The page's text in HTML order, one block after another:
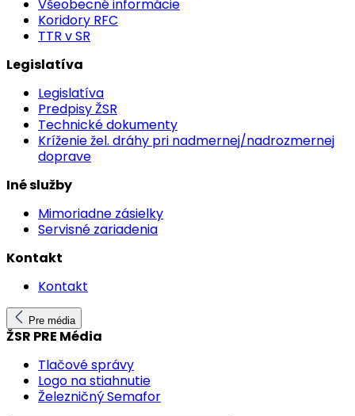
Všeobecné informácie
Koridory RFC
TTR v SR
Legislatíva
Legislatíva
Predpisy ŽSR
Technické dokumenty
Kríženie žel. dráhy pri nadmernej/nadrozmernej
doprave
Iné služby
Mimoriadne zásielky
Servisné zariadenia
Kontakt
Kontakt
Pre média
ŽSR PRE Média
Tlačové správy
Logo na stiahnutie
Železničný Semafor